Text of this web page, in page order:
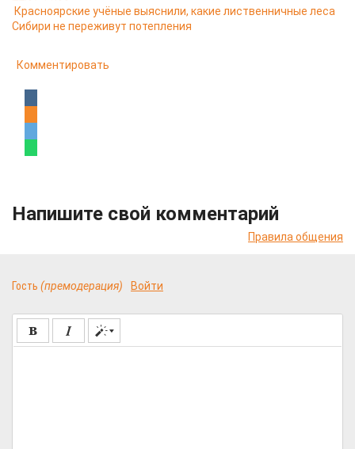
Красноярские учёные выяснили, какие лиственничные леса
Сибири не переживут потепления
Комментировать
Напишите свой комментарий
Правила общения
Гость (премодерация) Войти